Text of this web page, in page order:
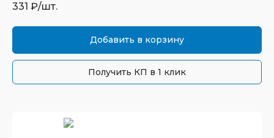
331 ₽/шт.
Добавить в корзину
Получить КП в 1 клик